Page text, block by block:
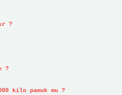
?
?
kilo pamuk mu ?